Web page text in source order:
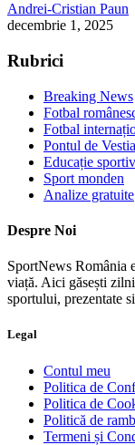
Andrei-Cristian Paun
decembrie 1, 2025
Rubrici
Breaking News
Fotbal
Fotbal
Pontul de
Educație
Sport monden
Analize gratuite
Despre Noi
SportNews România
viață. Aici găsești
sportului, prezentate
Legal
Contul meu
Politica de
Politica de
Politică de
Termeni și